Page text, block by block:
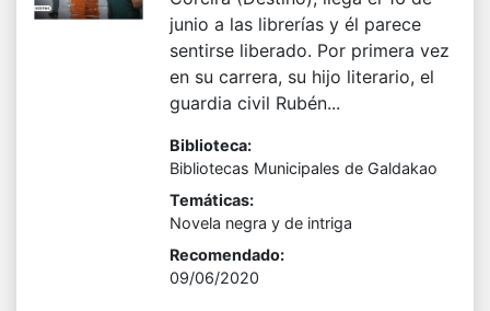
junio a las librerías y él parece
sentirse liberado. Por primera vez
en su carrera, su hijo literario, el
guardia civil Rubén...
Biblioteca:
Bibliotecas Municipales de Galdakao
Temáticas:
Novela negra y de intriga
Recomendado:
09/06/2020